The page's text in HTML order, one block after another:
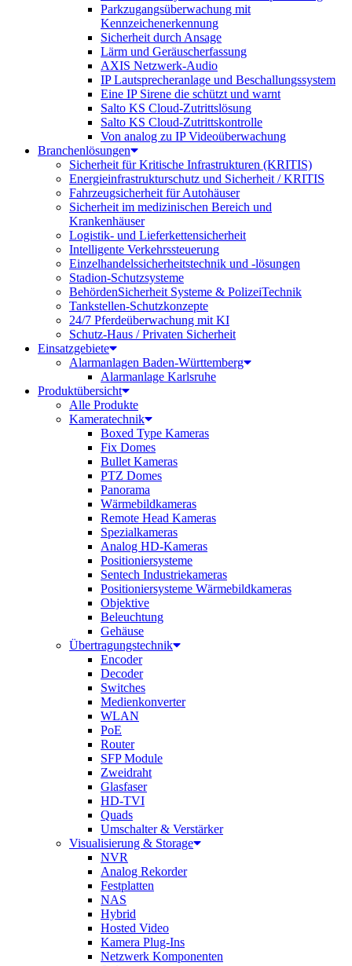
Parkzugangsüberwachung mit
Kennzeichenerkennung
Sicherheit durch Ansage
Lärm und Geräuscherfassung
AXIS Netzwerk-Audio
IP Lautsprecheranlage und Beschallungssystem
Eine IP Sirene die schützt und warnt
Salto KS Cloud-Zutrittslösung
Salto KS Cloud-Zutrittskontrolle
Von analog zu IP Videoüberwachung
Branchenlösungen
Sicherheit für Kritische Infrastrukturen (KRITIS)
Energieinfrastrukturschutz und Sicherheit / KRITIS
Fahrzeugsicherheit für Autohäuser
Sicherheit im medizinischen Bereich und
Krankenhäuser
Logistik- und Lieferkettensicherheit
Intelligente Verkehrssteuerung
Einzelhandelssicherheitstechnik und -lösungen
Stadion-Schutzsysteme
BehördenSicherheit Systeme & PolizeiTechnik
Tankstellen-Schutzkonzepte​
24/7 Pferdeüberwachung mit KI
Schutz-Haus / Privaten Sicherheit
Einsatzgebiete
Alarmanlagen Baden-Württemberg
Alarmanlage Karlsruhe
Produktübersicht
Alle Produkte
Kameratechnik
Boxed Type Kameras
Fix Domes
Bullet Kameras
PTZ Domes
Panorama
Wärmebildkameras
Remote Head Kameras
Spezialkameras
Analog HD-Kameras
Positioniersysteme
Sentech Industriekameras
Positioniersysteme Wärmebildkameras
Objektive
Beleuchtung
Gehäuse
Übertragungstechnik
Encoder
Decoder
Switches
Medienkonverter
WLAN
PoE
Router
SFP Module
Zweidraht
Glasfaser
HD-TVI
Quads
Umschalter & Verstärker
Visualisierung & Storage
NVR
Analog Rekorder
Festplatten
NAS
Hybrid
Hosted Video
Kamera Plug-Ins
Netzwerk Komponenten